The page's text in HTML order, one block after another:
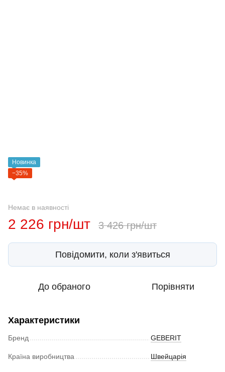
Новинка
−35%
Немає в наявності
2 226 грн/шт 3 426 грн/шт
Повідомити, коли з'явиться
До обраного Порівняти
Характеристики
Бренд GEBERIT
Країна виробництва Швейцарія